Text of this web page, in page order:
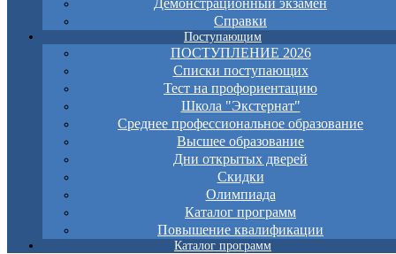
Справки
Поступающим
ПОСТУПЛЕНИЕ 2026
Списки поступающих
Тест на профориентацию
Школа "Экстернат"
Среднее профессиональное образование
Высшее образование
Дни открытых дверей
Скидки
Олимпиада
Каталог программ
Повышение квалификации
Каталог программ